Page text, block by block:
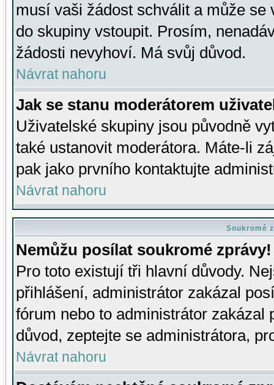
musí vaši žádost schválit a může se
do skupiny vstoupit. Prosím,
žádosti nevyhoví. Má svůj důvod.
Návrat nahoru
Jak se stanu moderátorem
Uživatelské skupiny jsou původně
také ustanovit moderátora. Máte-li
pak jako prvního kontaktujte
Návrat nahoru
Soukromé
Nemůžu posílat soukromé zprávy!
Pro toto existují tři hlavní důvody.
přihlášení, administrátor zakázal
fórum nebo to administrátor zakázal
důvod, zeptejte se administrátora,
Návrat nahoru